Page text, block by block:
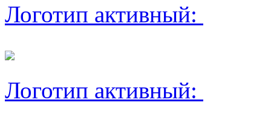
Логотип активный:
Логотип активный: